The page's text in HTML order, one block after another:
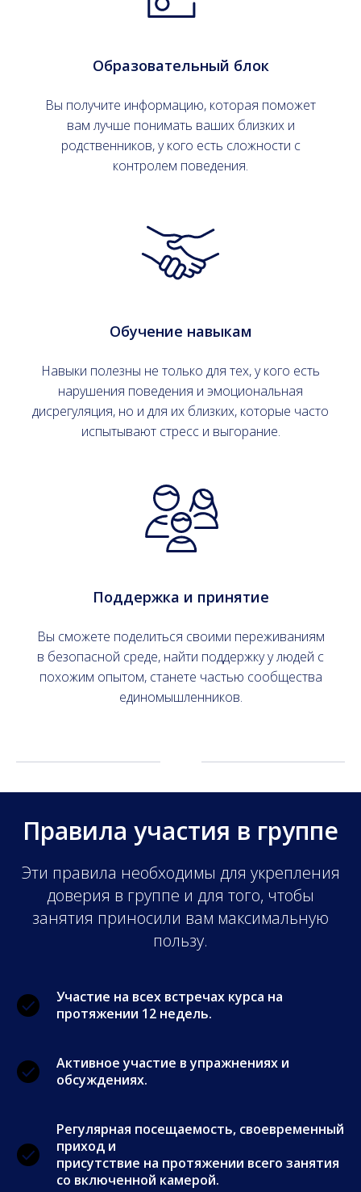
Образовательный блок
Вы получите информацию, которая поможет
вам лучше понимать ваших близких и
родственников, у кого есть сложности с
контролем поведения.
Обучение навыкам
Навыки полезны не только для тех, у кого есть
нарушения поведения и эмоциональная
дисрегуляция, но и для их близких, которые часто
испытывают стресс и выгорание.
Поддержка и принятие
Вы сможете поделиться своими переживаниям
в безопасной среде, найти поддержку у людей с
похожим опытом, станете частью сообщества
единомышленников.
Правила участия в группе
Эти правила необходимы для укрепления
доверия в группе и для того, чтобы
занятия приносили вам максимальную
пользу.
Участие на всех встречах курса на
протяжении 12 недель.
Активное участие в упражнениях и
обсуждениях.
Регулярная посещаемость, своевременный
приход и
присутствие на протяжении всего занятия
со включенной камерой.